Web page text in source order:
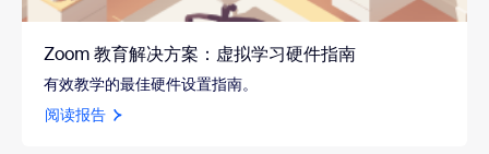
Zoom 教育解决方案：虚拟学习硬件指南
有效教学的最佳硬件设置指南。
阅读报告